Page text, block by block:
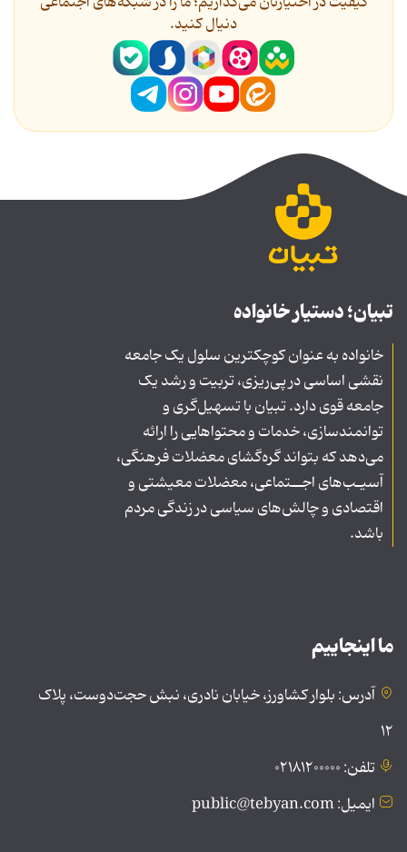
دنیال کنید.
تبیان؛ دستیار خانواده
خانواده به عنوان کوچکترین سلول یک جامعه
نقشی اساسی در پی‌ریزی، تربیت و رشد یک
جامعه قوی دارد. تبیان با تسهیل‌گری و
توانمندسازی، خدمات و محتواهایی را ارائه
می‌دهد که بتواند گره‌گشای معضلات فرهنگی،
آسیـب‌های اجــتماعی، معضلات معیشتی و
اقتصادی و چالش‌های سیاسی در زندگی مردم
باشد.
ما اینجاییم
آدرس: بلوار کشاورز، خیابان نادری، نبش حجت‌دوست، پلاک
۱۲
تلفن: ۰۲۱۸۱۲۰۰۰۰۰
ایمیل: public@tebyan.com